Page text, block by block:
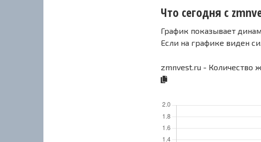
Что сегодня с
График показывает
Если на графике виден
zmnvest.ru - Количество